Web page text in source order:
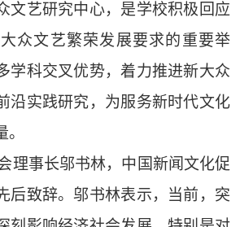
文艺研究中心，是学校积极回应
众文艺繁荣发展要求的重要举
学科交叉优势，着力推进新大众
沿实践研究，为服务新时代文化
理事长邬书林，中国新闻文化促
后致辞。邬书林表示，当前，突